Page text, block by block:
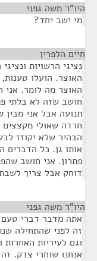
היו"ר משה גפני
מי ישב יחד?
חיים הלפרין
נציגי הרשויות
האוצר. הועלו
האוצר מה לומר. אני
חושב שזה לא בלתי
תנועה אבל אני
חרדה שאולי
הבהיר שלא יקוזז
אותו גן. כל הדברים
פתרון. אני חושב
דוחק אבל צריך
היו"ר משה גפני
אתה מדבר דברי
זה לפני שהתחילה
וגם לעיריות האחרות
אנחנו שוחרי צדק.